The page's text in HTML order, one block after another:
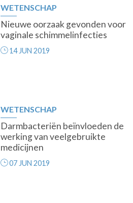
WETENSCHAP
Nieuwe oorzaak gevonden voor
vaginale schimmelinfecties
14 JUN 2019
WETENSCHAP
Darmbacteriën beïnvloeden de
werking van veelgebruikte
medicijnen
07 JUN 2019